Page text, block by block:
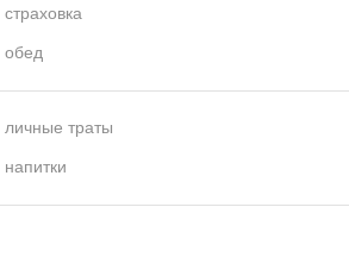
страховка
обед
личные траты
напитки